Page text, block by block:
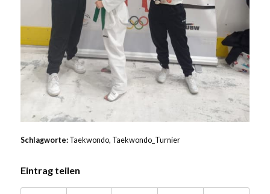
Schlagworte: Taekwondo, Taekwondo_Turnier
Eintrag teilen